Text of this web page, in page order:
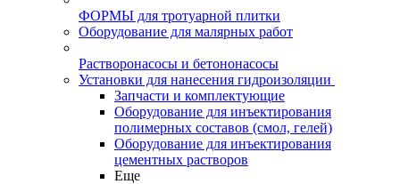
ФОРМЫ для тротуарной плитки
Оборудование для малярных работ
Растворонасосы и бетононасосы
Установки для нанесения гидроизоляции
Запчасти и комплектующие
Оборудование для инъектирования
полимерных составов (смол, гелей)
Оборудование для инъектирования
цементных растворов
Еще